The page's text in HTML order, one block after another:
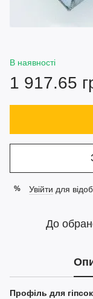
В наявності
1 917.65
% Увійти для
До
Профіль для